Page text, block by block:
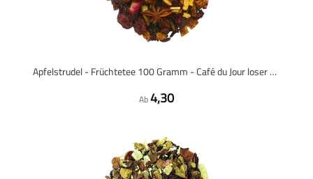
Apfelstrudel - Früchtetee 100 Gramm - Café du Jour loser Tee
Ab4,30